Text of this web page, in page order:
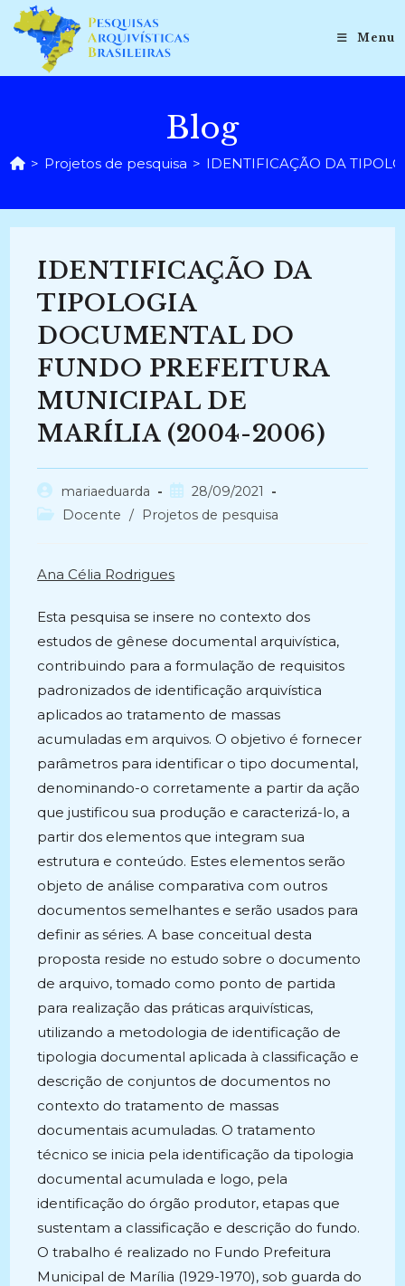
para
conteúdo
Menu
Blog
> Projetos de pesquisa > IDENTIFICAÇÃO DA
IDENTIFICAÇÃO DA
TIPOLOGIA
DOCUMENTAL DO
FUNDO PREFEITURA
MUNICIPAL DE
MARÍLIA (2004-2006)
Autor
do
mariaeduarda
Post
publicado:
28/09/2021
Categoria
Docente / Projetos de pesquisa
Ana Célia Rodrigues
Esta pesquisa se insere no contexto dos
estudos de gênese documental arquivística,
contribuindo para a formulação de requisitos
padronizados de identificação arquivística
aplicados ao tratamento de massas
acumuladas em arquivos. O objetivo é fornecer
parâmetros para identificar o tipo documental,
denominando-o corretamente a partir da ação
que justificou sua produção e caracterizá-lo, a
partir dos elementos que integram sua
estrutura e conteúdo. Estes elementos serão
objeto de análise comparativa com outros
documentos semelhantes e serão usados para
definir as séries. A base conceitual desta
proposta reside no estudo sobre o documento
de arquivo, tomado como ponto de partida
para realização das práticas arquivísticas,
utilizando a metodologia de identificação de
tipologia documental aplicada à classificação e
descrição de conjuntos de documentos no
contexto do tratamento de massas
documentais acumuladas. O tratamento
técnico se inicia pela identificação da tipologia
documental acumulada e logo, pela
identificação do órgão produtor, etapas que
sustentam a classificação e descrição do fundo.
O trabalho é realizado no Fundo Prefeitura
Municipal de Marília (1929-1970), sob guarda do